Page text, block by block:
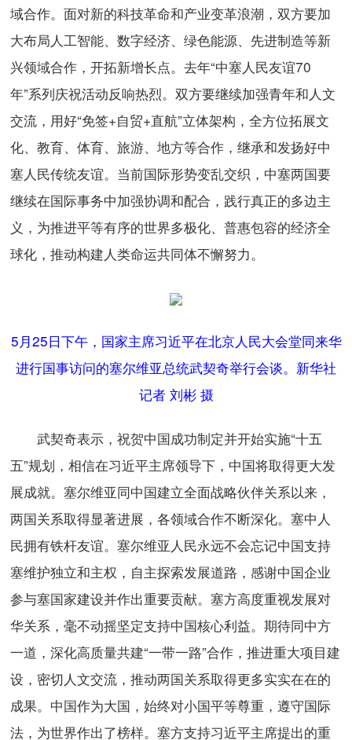
域合作。面对新的科技革命和产业变革浪潮，双方要加
大布局人工智能、数字经济、绿色能源、先进制造等新
兴领域合作，开拓新增长点。去年“中塞人民友谊70
年”系列庆祝活动反响热烈。双方要继续加强青年和人文
交流，用好“免签+自贸+直航”立体架构，全方位拓展文
化、教育、体育、旅游、地方等合作，继承和发扬好中
塞人民传统友谊。当前国际形势变乱交织，中塞两国要
继续在国际事务中加强协调和配合，践行真正的多边主
义，为推进平等有序的世界多极化、普惠包容的经济全
球化，推动构建人类命运共同体不懈努力。
5月25日下午，国家主席习近平在北京人民大会堂同来华
进行国事访问的塞尔维亚总统武契奇举行会谈。新华社
记者 刘彬 摄
武契奇表示，祝贺中国成功制定并开始实施“十五
五”规划，相信在习近平主席领导下，中国将取得更大发
展成就。塞尔维亚同中国建立全面战略伙伴关系以来，
两国关系取得显著进展，各领域合作不断深化。塞中人
民拥有铁杆友谊。塞尔维亚人民永远不会忘记中国支持
塞维护独立和主权，自主探索发展道路，感谢中国企业
参与塞国家建设并作出重要贡献。塞方高度重视发展对
华关系，毫不动摇坚定支持中国核心利益。期待同中方
一道，深化高质量共建“一带一路”合作，推进重大项目建
设，密切人文交流，推动两国关系取得更多实实在在的
成果。中国作为大国，始终对小国平等尊重，遵守国际
法，为世界作出了榜样。塞方支持习近平主席提出的重